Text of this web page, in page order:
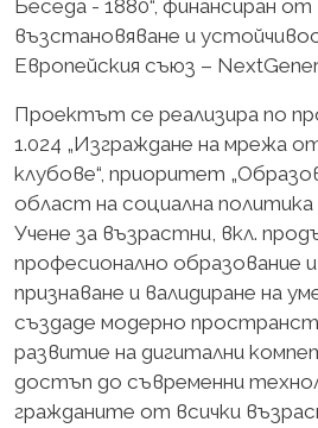
Беседа - 1880“, финансиран от
възстановяване и
Европейския съюз –
Проектът се реализира по
1.024 „Изграждане на мрежа
клубове“, приоритет
област на социална
Учене за възрастни, вкл.
професионално образование
признаване и валидиране на
създаде модерно
развитие на дигитални
достъп до съвременни
гражданите от всички